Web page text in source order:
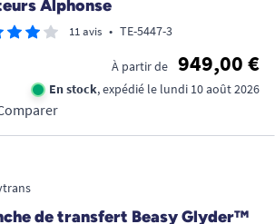
Alphonse
11 avis • TE-5447-3
À partir de 949,00 €
En stock, expédié le lundi 10 août 2026
de transfert Beasy Glyder™